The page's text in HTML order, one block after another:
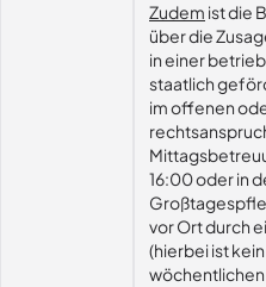
Zudem ist die
über die
in einer
staatlich
im offenen
16:00 oder in
vor Ort durch
(hierbei ist